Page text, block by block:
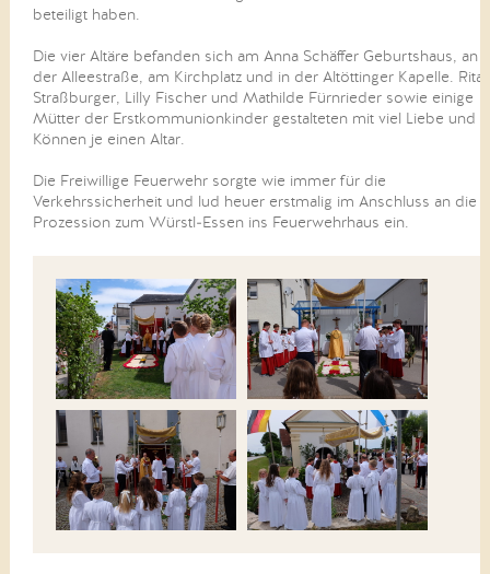
beteiligt haben.
Die vier Altäre befanden sich am Anna Schäffer Geburtshaus, an
der Alleestraße, am Kirchplatz und in der Altöttinger Kapelle. Rita
Straßburger, Lilly Fischer und Mathilde Fürnrieder sowie einige
Mütter der Erstkommunionkinder gestalteten mit viel Liebe und
Können je einen Altar.
Die Freiwillige Feuerwehr sorgte wie immer für die
Verkehrssicherheit und lud heuer erstmalig im Anschluss an die
Prozession zum Würstl-Essen ins Feuerwehrhaus ein.